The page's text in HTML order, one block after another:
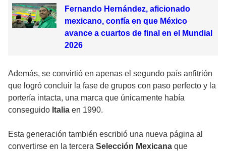
Fernando Hernández, aficionado
mexicano, confía en que México
avance a cuartos de final en el Mundial
2026
Además, se convirtió en apenas el segundo país anfitrión
que logró concluir la fase de grupos con paso perfecto y la
portería intacta, una marca que únicamente había
conseguido Italia en 1990.
Esta generación también escribió una nueva página al
convertirse en la tercera Selección Mexicana que